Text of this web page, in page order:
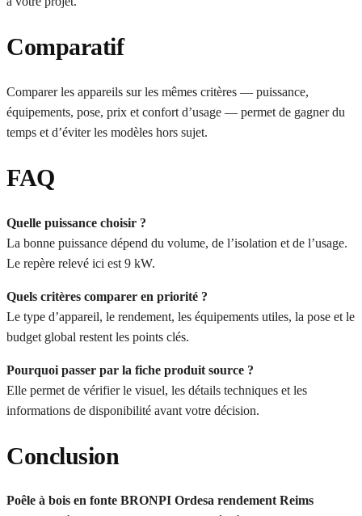
Comparatif
Comparer les appareils sur les mêmes critères — puissance,
équipements, pose, prix et confort d’usage — permet de gagner du
temps et d’éviter les modèles hors sujet.
FAQ
Quelle puissance choisir ?
La bonne puissance dépend du volume, de l’isolation et de l’usage.
Le repère relevé ici est 9 kW.
Quels critères comparer en priorité ?
Le type d’appareil, le rendement, les équipements utiles, la pose et le
budget global restent les points clés.
Pourquoi passer par la fiche produit source ?
Elle permet de vérifier le visuel, les détails techniques et les
informations de disponibilité avant votre décision.
Conclusion
Poêle à bois en fonte BRONPI Ordesa rendement Reims